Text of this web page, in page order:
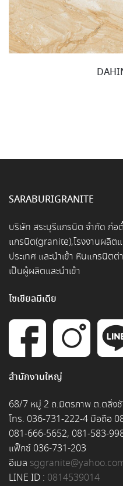
SARABURIGRANITE
บริษัท สระบุรีแกรนิต จำกัด ก่อ
แกรนิต(granite),โรงงานผลิ
ประเทศ และนำเข้า หินแกรนิตต่
เป็นผู้ผลิตและนำเข้า
โซเชียลมีเดีย
สำนักงานใหญ่
68/7 หมู่ 2 ถ.มิตรภาพ ต.ตลิ่ง
โทร. 036-731-222-4 มือถือ
081-666-5652, 081-583-
แฟ็กซ์ 036-731-203
อีเมล
LINE ID : 0814539014